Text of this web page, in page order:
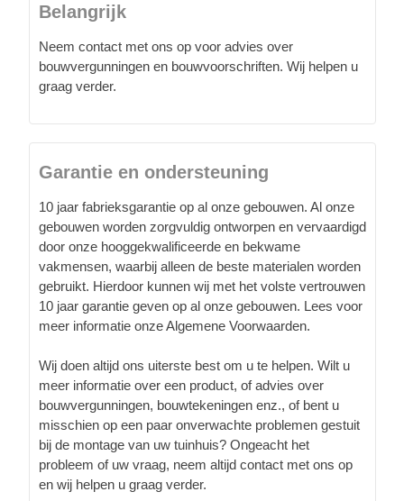
Belangrijk
Neem contact met ons op voor advies over
bouwvergunningen en bouwvoorschriften. Wij helpen u
graag verder.
Garantie en ondersteuning
10 jaar fabrieksgarantie op al onze gebouwen. Al onze
gebouwen worden zorgvuldig ontworpen en vervaardigd
door onze hooggekwalificeerde en bekwame
vakmensen, waarbij alleen de beste materialen worden
gebruikt. Hierdoor kunnen wij met het volste vertrouwen
10 jaar garantie geven op al onze gebouwen. Lees voor
meer informatie onze Algemene Voorwaarden.
Wij doen altijd ons uiterste best om u te helpen. Wilt u
meer informatie over een product, of advies over
bouwvergunningen, bouwtekeningen enz., of bent u
misschien op een paar onverwachte problemen gestuit
bij de montage van uw tuinhuis? Ongeacht het
probleem of uw vraag, neem altijd contact met ons op
en wij helpen u graag verder.